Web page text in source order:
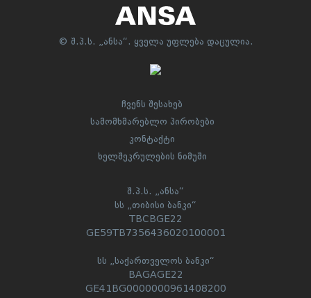
© შ.პ.ს. „ანსა“. ყველა უფლება დაცულია.
ჩვენს შესახებ
სამომხმარებლო პირობები
კონტაქტი
ხელშეკრულების ნიმუში
შ.პ.ს. „ანსა“
სს „თიბისი ბანკი“
TBCBGE22
GE59TB7356436020100001
სს „საქართველოს ბანკი“
BAGAGE22
GE41BG0000000961408200